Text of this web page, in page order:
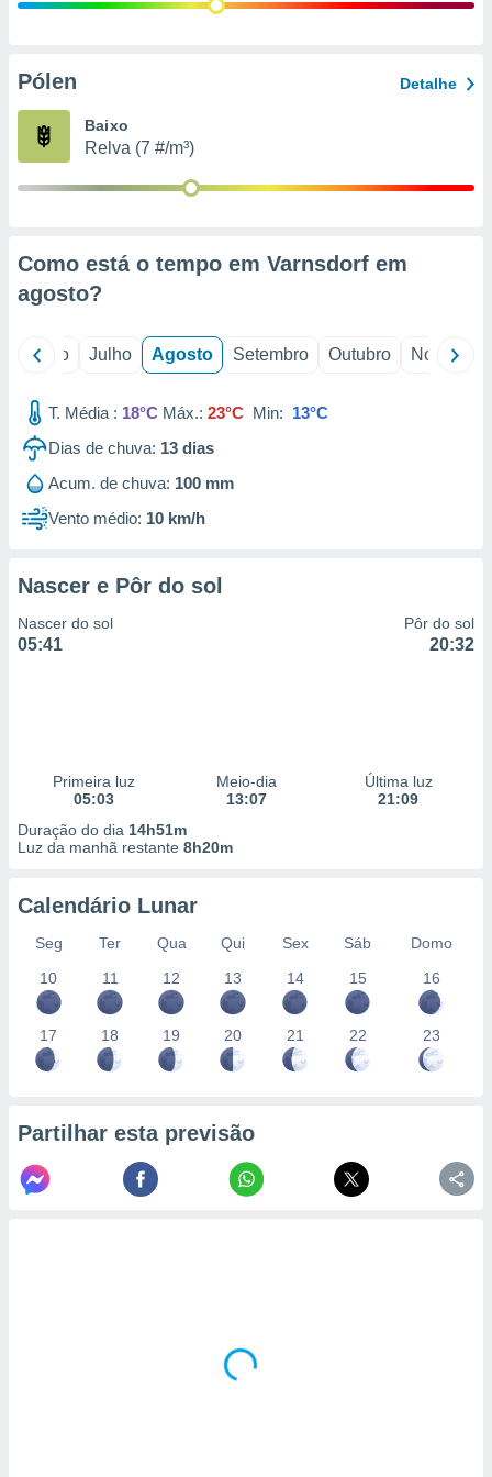
e
de
Pólen Detalhe
Baixo
Relva (7 #/m³)
Como está o tempo em Varnsdorf em
agosto?
Junho Julho Agosto Setembro Outubro Novembro
T. Média : 18°C Máx.: 23°C Min: 13°C
Dias de chuva: 13 dias
Acum. de chuva: 100 mm
Vento médio: 10 km/h
Nascer e Pôr do sol
Nascer do sol
05:41
Pôr do sol
20:32
Primeira luz
05:03
Meio-dia
13:07
Última luz
21:09
Duração do dia 14h51m
Luz da manhã restante 8h20m
Calendário Lunar
Seg Ter Qua Qui Sex Sáb
Domo
10
11 12 13 14 15 16
17 18 19 20 21 22 23
Partilhar esta previsão